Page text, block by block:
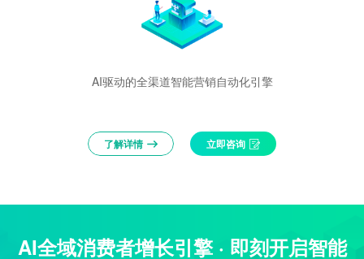
AI驱动的全渠道智能营销自动化引擎
了解详情 立即咨询
AI全域消费者增长引擎 · 即刻开启智能